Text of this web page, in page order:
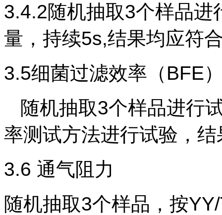
3.4.2随机抽取3个样品
量，持续5s,结果均应符
3.5细菌过滤效率（BFE
随机抽取3个样品进行
率测试方法进行试验， 结
3.6 通气阻力
随机抽取3个样品，按